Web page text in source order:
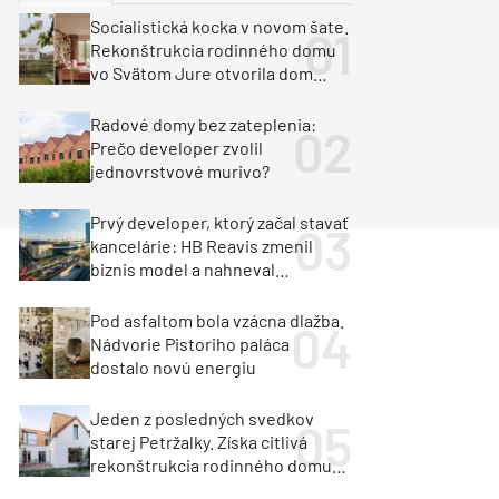
Klimatizácia a vetranie
Milan Murcka
Socialistická kocka v novom šate.
Rekonštrukcia rodinného domu
vo Svätom Jure otvorila dom
Radové domy bez zateplenia:
Prečo developer zvolil
jednovrstvové murivo?
Prvý developer, ktorý začal stavať
kancelárie: HB Reavis zmenil
biznis model a nahneval
Pod asfaltom bola vzácna dlažba.
Nádvorie Pistoriho paláca
dostalo novú energiu
Jeden z posledných svedkov
starej Petržalky. Získa citlivá
rekonštrukcia rodinného domu